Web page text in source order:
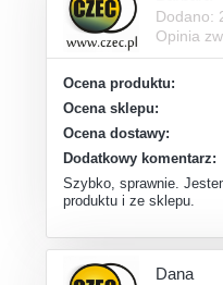
Dodano:
Opinia
Ocena produktu:
Ocena sklepu:
Ocena dostawy:
Dodatkowy komentarz:
Szybko, sprawnie.
produktu i ze sklepu.
Dana